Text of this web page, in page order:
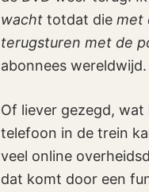
wacht totdat die met
terugsturen met de
abonnees
Of liever gezegd,
telefoon in de trein
veel online
dat komt door een